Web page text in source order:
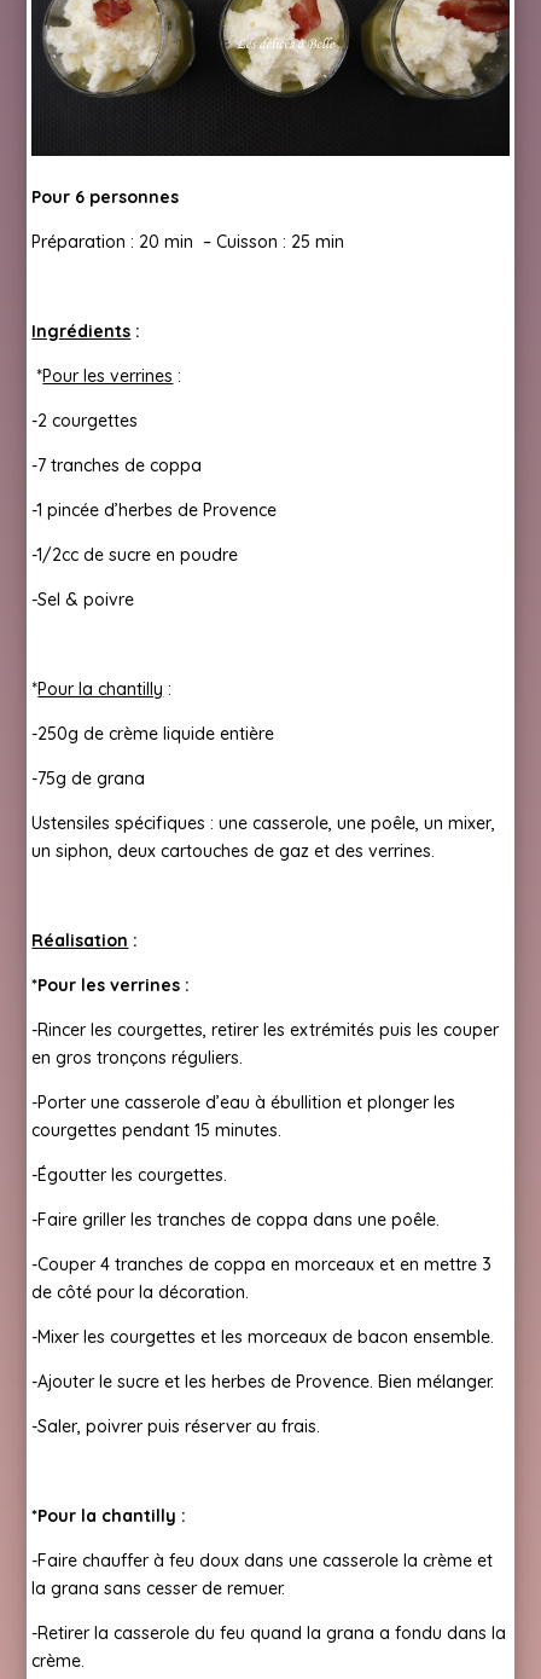
Pour 6 personnes
Préparation : 20 min – Cuisson : 25 min
Ingrédients :
*Pour les verrines :
-2 courgettes
-7 tranches de coppa
-1 pincée d’herbes de Provence
-1/2cc de sucre en poudre
-Sel & poivre
*Pour la chantilly :
-250g de crème liquide entière
-75g de grana
Ustensiles spécifiques : une casserole, une poêle, un mixer,
un siphon, deux cartouches de gaz et des verrines.
Réalisation :
*Pour les verrines :
-Rincer les courgettes, retirer les extrémités puis les couper
en gros tronçons réguliers.
-Porter une casserole d’eau à ébullition et plonger les
courgettes pendant 15 minutes.
-Égoutter les courgettes.
-Faire griller les tranches de coppa dans une poêle.
-Couper 4 tranches de coppa en morceaux et en mettre 3
de côté pour la décoration.
-Mixer les courgettes et les morceaux de bacon ensemble.
-Ajouter le sucre et les herbes de Provence. Bien mélanger.
-Saler, poivrer puis réserver au frais.
*Pour la chantilly :
-Faire chauffer à feu doux dans une casserole la crème et
la grana sans cesser de remuer.
-Retirer la casserole du feu quand la grana a fondu dans la
crème.